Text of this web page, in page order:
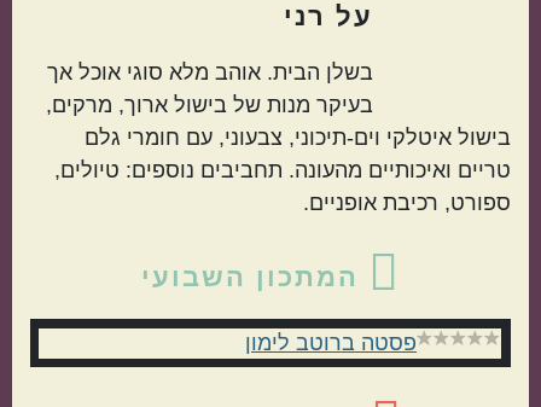
על רני
בשלן הבית. אוהב מלא סוגי אוכל אך
בעיקר מנות של בישול ארוך, מרקים,
בישול איטלקי וים-תיכוני, צבעוני, עם חומרי גלם
טריים ואיכותיים מהעונה. תחביבים נוספים: טיולים,
ספורט, רכיבת אופניים.
צדדי
ראשי
המתכון השבועי
פסטה ברוטב לימון